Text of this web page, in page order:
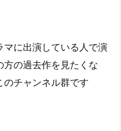
マに出演している人で演
の過去作を見たくな
のチャンネル群です